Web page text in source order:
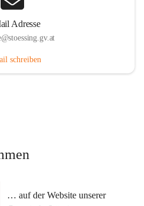
Adresse
schreiben
… auf der Website unserer